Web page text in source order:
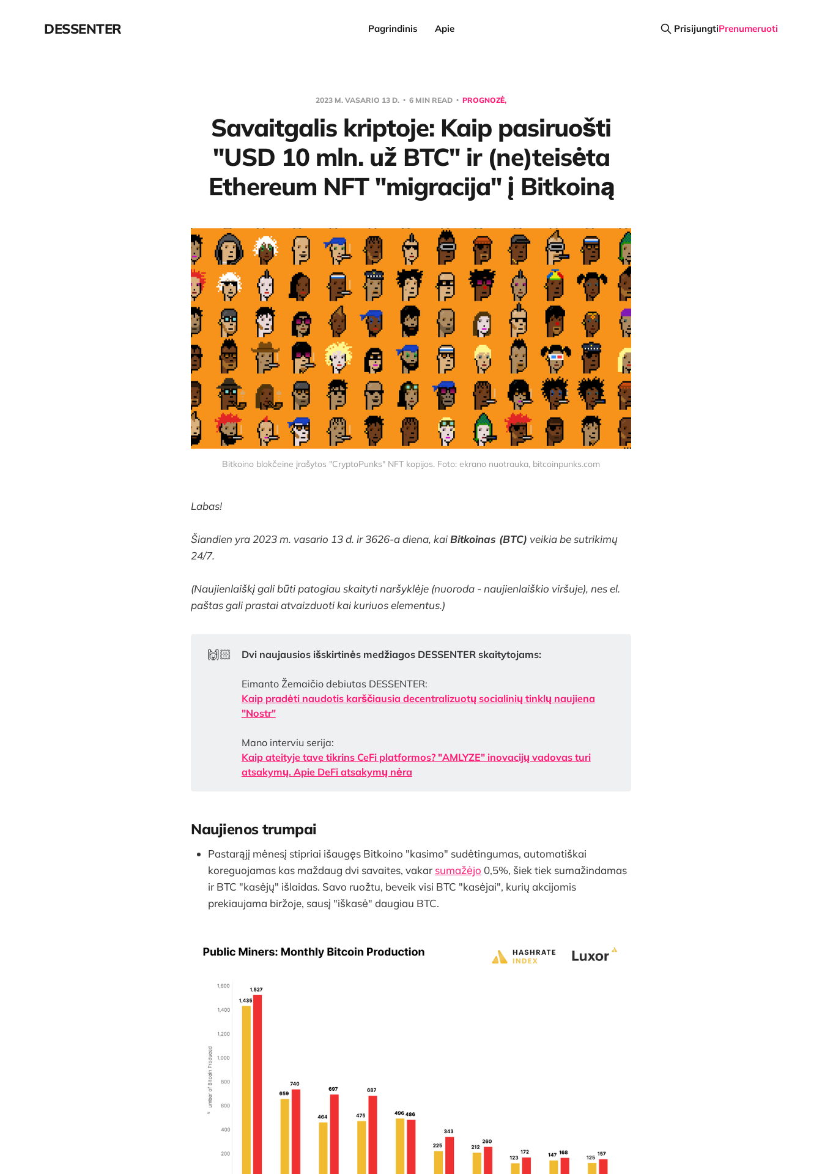
DESSENTER Pagrindinis Apie PrisijungtiPrenumeruoti
2023 M. VASARIO 13 D. 6 MIN READ PROGNOZĖ,
Savaitgalis kriptoje: Kaip pasiruošti
"USD 10 mln. už BTC" ir (ne)teisėta
Ethereum NFT "migracija" į Bitkoiną
Bitkoino blokčeine įrašytos "CryptoPunks" NFT kopijos. Foto: ekrano nuotrauka, bitcoinpunks.com
Labas!
Šiandien yra 2023 m. vasario 13 d. ir 3626-a diena, kaiBitkoinas (BTC) veikia be sutrikimų
24/7.
(Naujienlaiškį gali būti patogiau skaityti naršyklėje (nuoroda - naujienlaiškio viršuje), nes el.
paštas gali prastai atvaizduoti kai kuriuos elementus.)
🙌🏻 Dvi naujausios išskirtinės medžiagos DESSENTER skaitytojams:
Eimanto Žemaičio debiutas DESSENTER:
Kaip pradėti naudotis karščiausia decentralizuotų socialinių tinklų naujiena
"Nostr"
Mano interviu serija:
Kaip ateityje tave tikrins CeFi platformos? "AMLYZE" inovacijų vadovas turi
atsakymų. Apie DeFi atsakymų nėra
Naujienos trumpai
Pastarąjį mėnesį stipriai išaugęs Bitkoino "kasimo" sudėtingumas, automatiškai
koreguojamas kas maždaug dvi savaites, vakar sumažėjo 0,5%, šiek tiek sumažindamas
ir BTC "kasėjų" išlaidas. Savo ruožtu, beveik visi BTC "kasėjai", kurių akcijomis
prekiaujama biržoje, sausį "iškasė" daugiau BTC.